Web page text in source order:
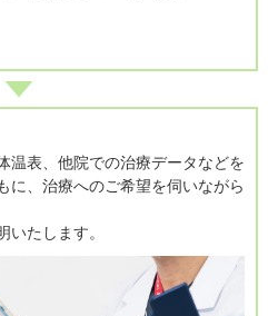
温表、他院での治療データなどを
に、治療へのご希望を伺いながら
いたします。